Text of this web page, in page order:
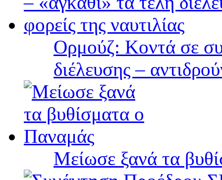
Ορμούζ: Κοντά σε
διέλευσης –
Μείωσε ξανά τα